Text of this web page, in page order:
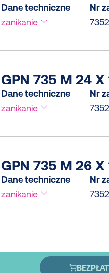
Dane techniczne
zanikanie
Nr
GPN 735 M 24 X
Dane techniczne
zanikanie
Nr
GPN 735 M 26 X
Dane techniczne
zanikanie
Nr